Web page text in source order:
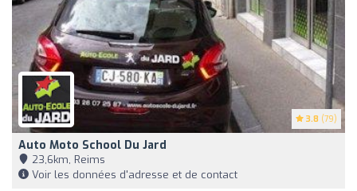
3.8 (79)
Auto Moto School Du Jard
23,6km, Reims
Voir les données d'adresse et de contact